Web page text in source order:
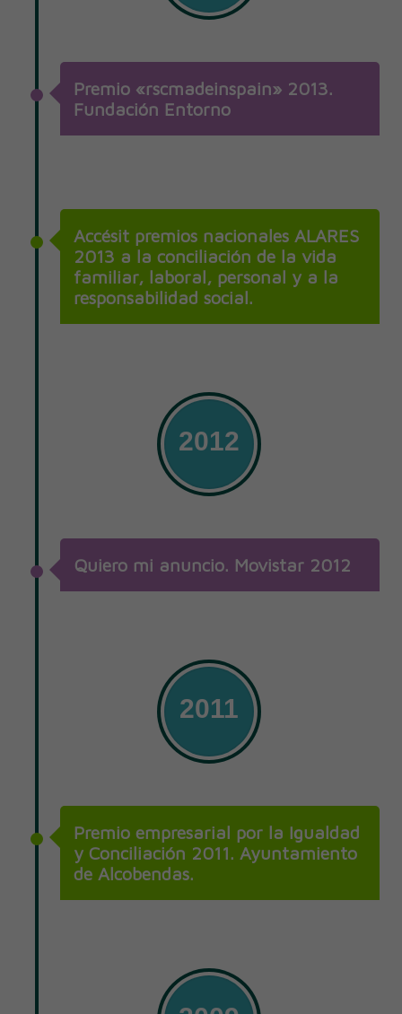
Premio «rscmadeinspain» 2013.
Fundación Entorno
Accésit premios nacionales ALARES
2013 a la conciliación de la vida
familiar, laboral, personal y a la
responsabilidad social.
2012
Quiero mi anuncio. Movistar 2012
2011
Premio empresarial por la Igualdad
y Conciliación 2011. Ayuntamiento
de Alcobendas.